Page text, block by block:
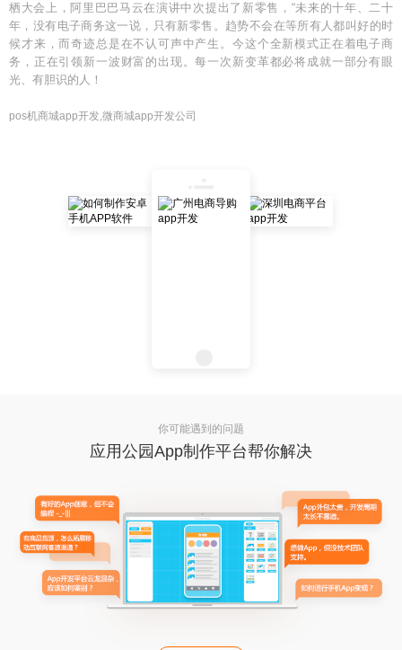
栖大会上，阿里巴巴马云在演讲中次提出了新零售，“未来的十年、二十
年，没有电子商务这一说，只有新零售。趋势不会在等所有人都叫好的时
候才来，而奇迹总是在不认可声中产生。今这个全新模式正在着电子商
务，正在引领新一波财富的出现。每一次新变革都必将成就一部分有眼
光、有胆识的人！
pos机商城app开发,微商城app开发公司
你可能遇到的问题
应用公园App制作平台帮你解决